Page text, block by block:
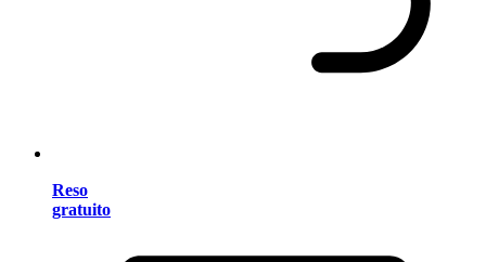
Reso
gratuito